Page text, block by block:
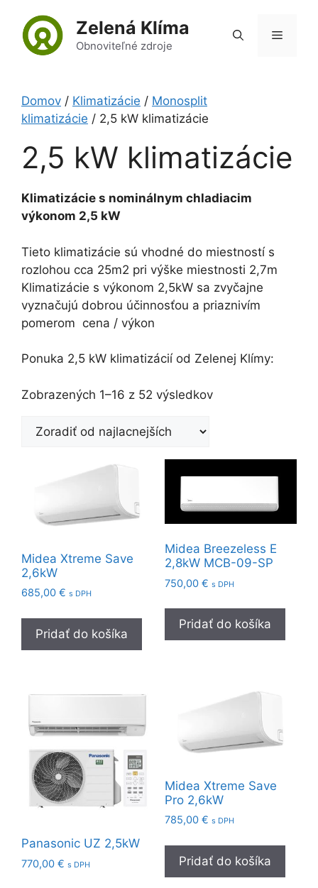
obsah
Zelená Klíma
Obnoviteľné zdroje
Menu
Domov / Klimatizácie / Monosplit
klimatizácie / 2,5 kW klimatizácie
2,5 kW klimatizácie
Klimatizácie s nominálnym chladiacim
výkonom 2,5 kW
Tieto klimatizácie sú vhodné do miestností s
rozlohou cca 25m2 pri výške miestnosti 2,7m
Klimatizácie s výkonom 2,5kW sa zvyčajne
vyznačujú dobrou účinnosťou a priaznivím
pomerom cena / výkon
Ponuka 2,5 kW klimatizácií od Zelenej Klímy:
Zobrazených 1–16 z 52 výsledkovZoradené
najvyššiu
Midea Xtreme Save
2,6kW
685,00 € s DPH
Pridať do košíka
Midea Breezeless E
2,8kW MCB-09-SP
750,00 € s DPH
Pridať do košíka
Panasonic UZ 2,5kW
770,00 € s DPH
Midea Xtreme Save
Pro 2,6kW
785,00 € s DPH
Pridať do košíka